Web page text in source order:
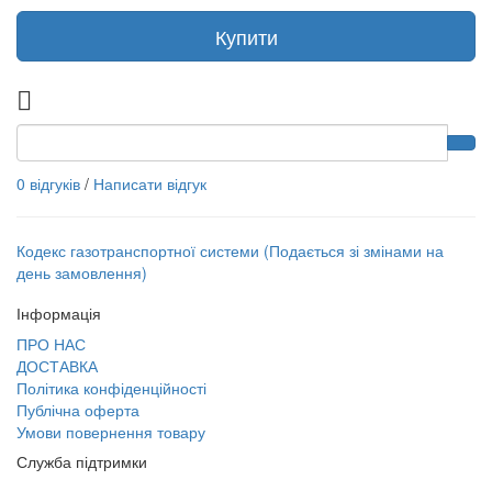
Купити
0 відгуків / Написати відгук
Кодекс газотранспортної системи (Подається зі змінами на
день замовлення)
Інформація
ПРО НАС
ДОСТАВКА
Політика конфіденційності
Публічна оферта
Умови повернення товару
Служба підтримки